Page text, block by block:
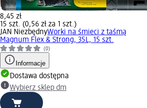
8,45 zł
15 szt. (0,56 zł za 1 szt.)
JAN NiezbędnyWorki na śmieci z taśmą
Magnum Flex & Strong, 35L, 15 szt.
(0)
Informacje
Dostawa dostępna
Wybierz sklep dm